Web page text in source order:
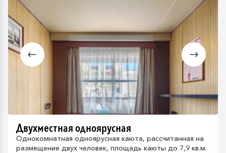
Двухместная одноярусная
Однокомнатная одноярусная каюта, рассчитанная на
размещение двух человек, площадь каюты до 7,9 кв.м.